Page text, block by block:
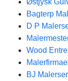
Østjysk
Bagterp
D P
Wood
BJ